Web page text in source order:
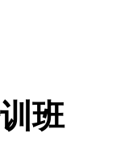
班